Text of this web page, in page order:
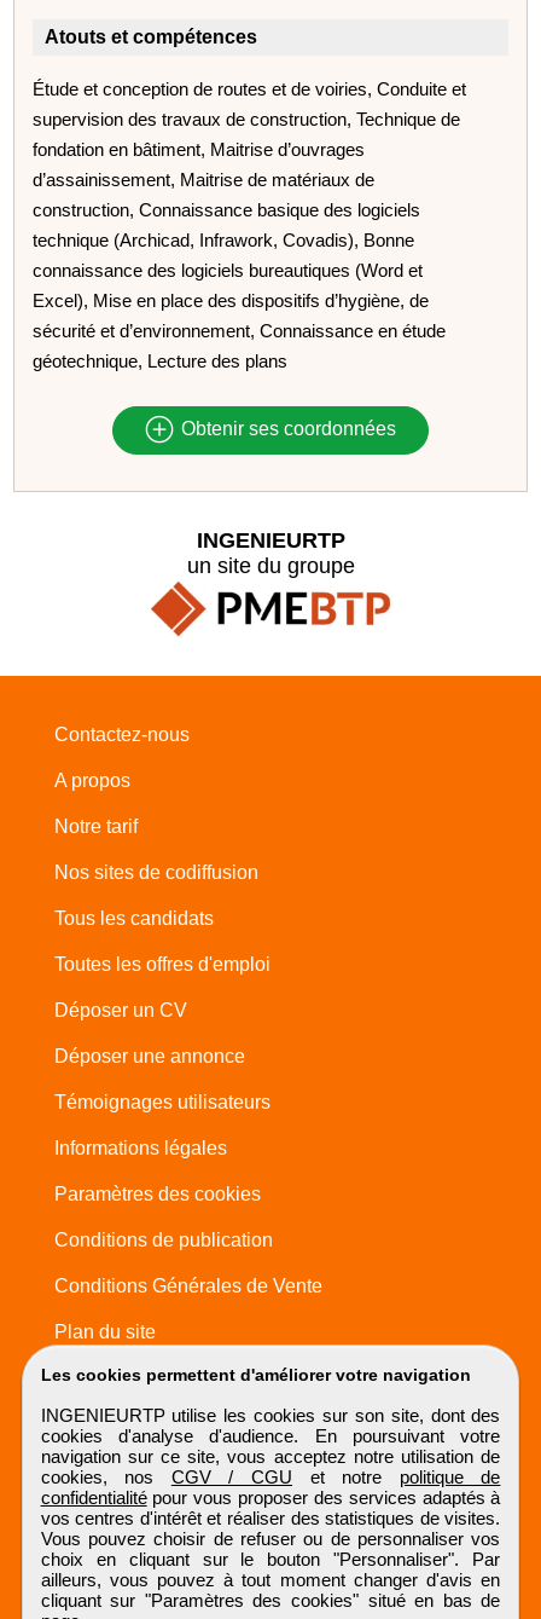
Atouts et compétences
Étude et conception de routes et de voiries, Conduite et
supervision des travaux de construction, Technique de
fondation en bâtiment, Maitrise d’ouvrages
d’assainissement, Maitrise de matériaux de
construction, Connaissance basique des logiciels
technique (Archicad, Infrawork, Covadis), Bonne
connaissance des logiciels bureautiques (Word et
Excel), Mise en place des dispositifs d’hygiène, de
sécurité et d’environnement, Connaissance en étude
géotechnique, Lecture des plans
Obtenir ses coordonnées
Les cookies permettent d'améliorer votre navigation
INGENIEURTP utilise les cookies sur son site, dont des
cookies d'analyse d'audience. En poursuivant votre
navigation sur ce site, vous acceptez notre utilisation de
cookies, nos CGV / CGU et notre politique de
confidentialitépour vous proposer des services adaptés à
vos centres d'intérêt et réaliser des statistiques de visites.
Vous pouvez choisir de refuser ou de personnaliser vos
choix en cliquant sur le bouton "Personnaliser". Par
ailleurs, vous pouvez à tout moment changer d'avis en
cliquant sur "Paramètres des cookies" situé en bas de
INGENIEURTP
un site du groupe
Contactez-nous
A propos
Notre tarif
Nos sites de codiffusion
Tous les candidats
Toutes les offres d'emploi
Déposer un CV
Déposer une annonce
Témoignages utilisateurs
Informations légales
Paramètres des cookies
Conditions de publication
Conditions Générales de Vente
Plan du site